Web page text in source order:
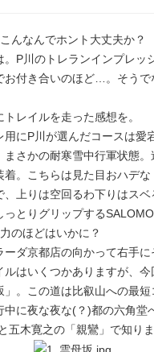
んなんでホント大丈夫か？
P川のトレランインプレッ
お付き合いのほど…。そうで
レイルを走った感想を。
にP川が選んだコースは愛
まさかの耐寒雪中行軍状態
。こちらは見た目おハデな
上りは空回るわ下りはスベ
っとりグリップする
のほどはいかに？
ダ京都店の向かって右手に
ルはいくつかありますが、
」。この道は比叡山への最
に夜な夜な(？)都の六角堂
五木寛之の「親鸞」で知りま